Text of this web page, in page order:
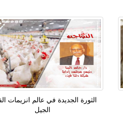
الثورة الجديدة في عالم انزيمات
الجيل